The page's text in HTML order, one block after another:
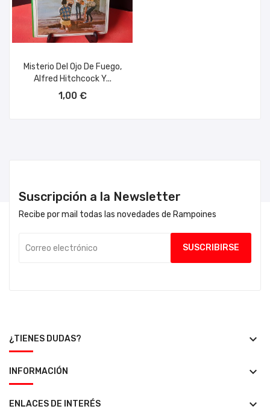
Misterio Del Ojo De Fuego,
Alfred Hitchcock Y...
1,00 €
Suscripción a la Newsletter
Recibe por mail todas las novedades de Rampoines
¿TIENES DUDAS? keyboard_arrow_down
INFORMACIÓN keyboard_arrow_down
ENLACES DE INTERÉS keyboard_arrow_down